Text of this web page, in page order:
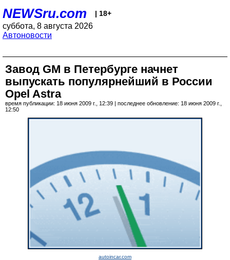
NEWSru.com | 18+
суббота, 8 августа 2026
Автоновости
Завод GM в Петербурге начнет
выпускать популярнейший в России
Opel Astra
время публикации: 18 июня 2009 г., 12:39 | последнее обновление: 18 июня 2009 г.,
12:50
autoincar.com